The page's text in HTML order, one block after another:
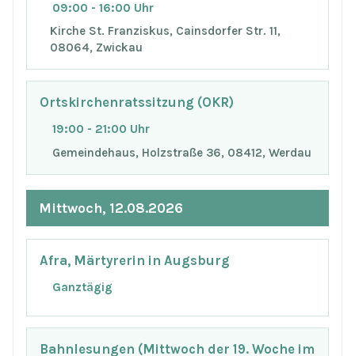
09:00 - 16:00 Uhr
Kirche St. Franziskus, Cainsdorfer Str. 11,
08064, Zwickau
Ortskirchenratssitzung (OKR)
19:00 - 21:00 Uhr
Gemeindehaus, Holzstraße 36, 08412, Werdau
Mittwoch, 12.08.2026
Afra, Märtyrerin in Augsburg
Ganztägig
Bahnlesungen (Mittwoch der 19. Woche im